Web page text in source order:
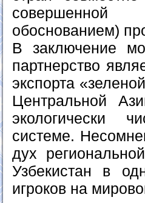
совершенной
обоснованием)
В заключение
партнерство
экспорта
Центральной
экологически
системе.
дух
Узбекистан в
игроков на